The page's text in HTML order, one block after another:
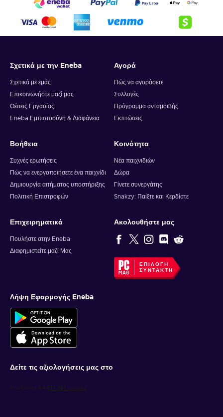
Σχετικά με την Eneba
Σχετικά με εμάς
Επικοινωνήστε μαζί μας
Θέσεις Εργασίας
Eneba Εμπιστοσύνη & Διαφάνεια
Αγορά
Πώς να αγοράσετε
Συλλογές
Πρόγραμμα ανταμοιβής
Εκπτώσεις
Βοήθεια
Συχνές ερωτήσεις
Πώς να ενεργοποιήσετε ένα παιχνίδι
Δημιουργία αιτήματος υποστήριξης
Πολιτική Επιστροφών
Κοινότητα
Νέα παιχνιδιών
Δώρα
Γίνετε συνεργάτης
Snakzy: Παίξτε και Κερδίστε
Επιχειρηματικά
Πουλήστε στην Eneba
Διαφημιστείτε μαζί Μας
Ακολουθήστε μας
ΕΠΙΛΟΓΉ
ΣΥΝΤΆΚΤΗ
Λήψη Εφαρμογής Eneba
Δείτε τις αξιολογήσεις μας στο